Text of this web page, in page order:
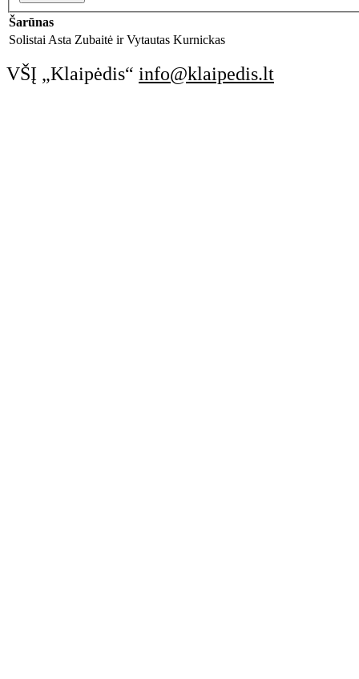
Šarūnas
Solistai Asta Zubaitė ir Vytautas Kurnickas
VŠĮ „Klaipėdis“ info@klaipedis.lt